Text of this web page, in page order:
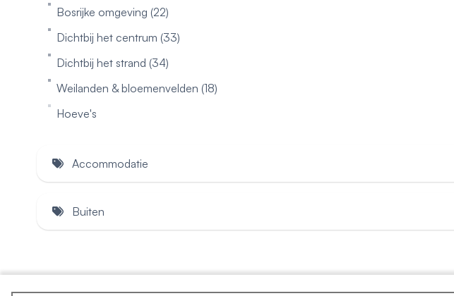
Bosrijke omgeving (22)
Dichtbij het centrum (33)
Dichtbij het strand (34)
Weilanden & bloemenvelden (18)
Hoeve's
Accommodatie
Honden niet toegestaan (11)
Open haard
Buiten
Privé zwembad